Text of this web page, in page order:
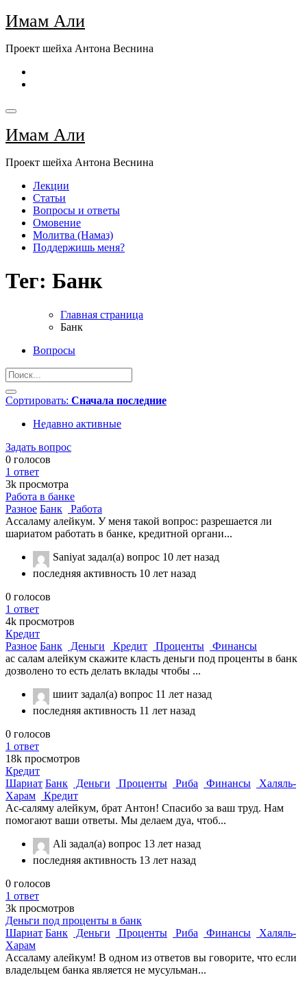
Перейти
к
Имам Али
Проект шейха Антона Веснина
Имам Али
Проект шейха Антона Веснина
Лекции
Статьи
Вопросы и ответы
Омовение
Молитва (Намаз)
Поддержишь меня?
Тег: Банк
Главная страница
Банк
Вопросы
Сортировать: Сначала последние
Недавно активные
Задать вопрос
0 голосов
1 ответ
3k просмотра
Работа в банке
Разное Банк
Работа
Ассаламу алейкум. У меня такой вопрос: разрешается ли
шариатом работать в банке, кредитной органи...
Saniyat задал(а) вопрос 10 лет назад
последняя активность 10 лет назад
0 голосов
1 ответ
4k просмотров
Кредит
Разное Банк Деньги Кредит Проценты
Финансы
ас салам алейкум скажите класть деньги под проценты в банк
дозволено то есть делать вклады чтобы ...
шиит задал(а) вопрос 11 лет назад
последняя активность 11 лет назад
0 голосов
1 ответ
18k просмотров
Кредит
Шариат Банк Деньги Проценты Риба Финансы
Халяль-
Харам
Кредит
Ас-саляму алейкум, брат Антон! Спасибо за ваш труд. Нам
помогают ваши ответы. Мы делаем дуа, чтоб...
Ali задал(а) вопрос 13 лет назад
последняя активность 13 лет назад
0 голосов
1 ответ
3k просмотров
Деньги под проценты в банк
Шариат Банк Деньги Проценты Риба Финансы
Халяль-
Харам
Ассаламу алейкум! В одном из ответов вы говорите, что если
владельцем банка является не мусульман...